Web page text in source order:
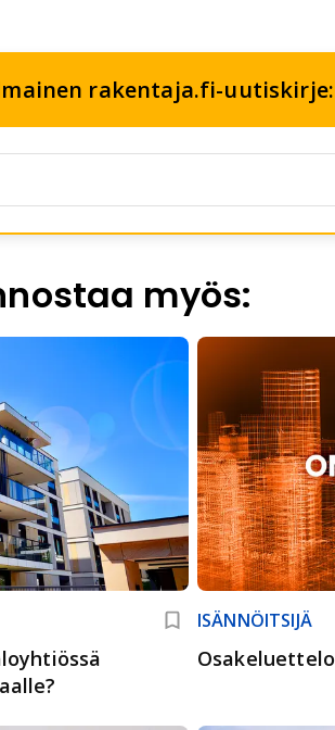
rakentaja.fi-uutiskirje:
myös:
ISÄNNÖITSIJÄ
Osakeluettelo